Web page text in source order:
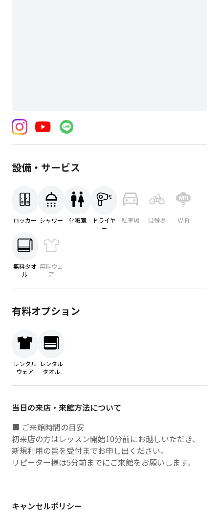
設備・サービス
ロッカー シャワー 化粧室
ドライヤ
ー
駐車場 駐輪場 WiFi
無料タオ
ル
無料ウェ
ア
有料オプション
レンタル
ウェア
レンタル
タオル
当日の来店・来館方法について
■ ご来館時間の目安
初来店の方はレッスン開始10分前にお越しいただき、
新規利用の旨を受付までお申し出ください。
リピーター様は5分前までにご来館をお願いします。
キャンセルポリシー